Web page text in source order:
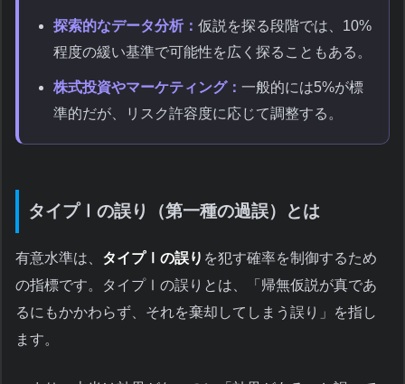
探索的なデータ分析： 仮説を探る段階では、10%
程度の緩い基準で可能性を広く探ることもある。
株式投資やマーケティング： 一般的には5%が標
準的だが、リスク許容度に応じて調整する。
タイプⅠの誤り（第一種の過誤）とは
有意水準は、 タイプⅠの誤り を犯す確率を制御するため
の指標です。タイプⅠの誤りとは、「帰無仮説が真であ
るにもかかわらず、それを棄却してしまう誤り」を指し
ます。